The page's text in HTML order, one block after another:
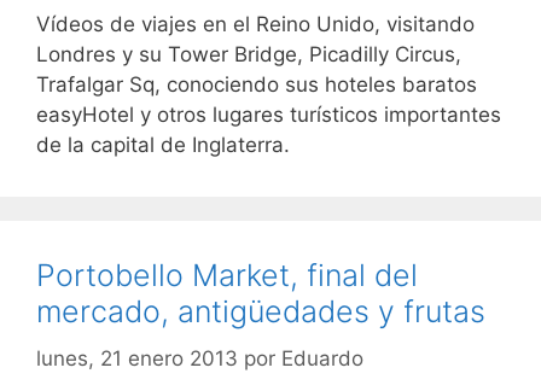
Vídeos de viajes en el Reino Unido, visitando
Londres y su Tower Bridge, Picadilly Circus,
Trafalgar Sq, conociendo sus hoteles baratos
easyHotel y otros lugares turísticos importantes
de la capital de Inglaterra.
Portobello Market, final del
mercado, antigüedades y frutas
lunes, 21 enero 2013 por Eduardo